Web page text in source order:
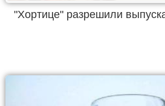
"Хортице" разрешили